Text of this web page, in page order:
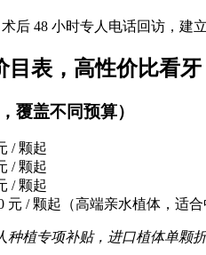
后 48 小时专人电话回访，
目表，高性价比看牙
覆盖不同预算）
/ 颗起
/ 颗起
/ 颗起
元 / 颗起（高端亲水植体，适合
种植专项补贴，进口植体单颗